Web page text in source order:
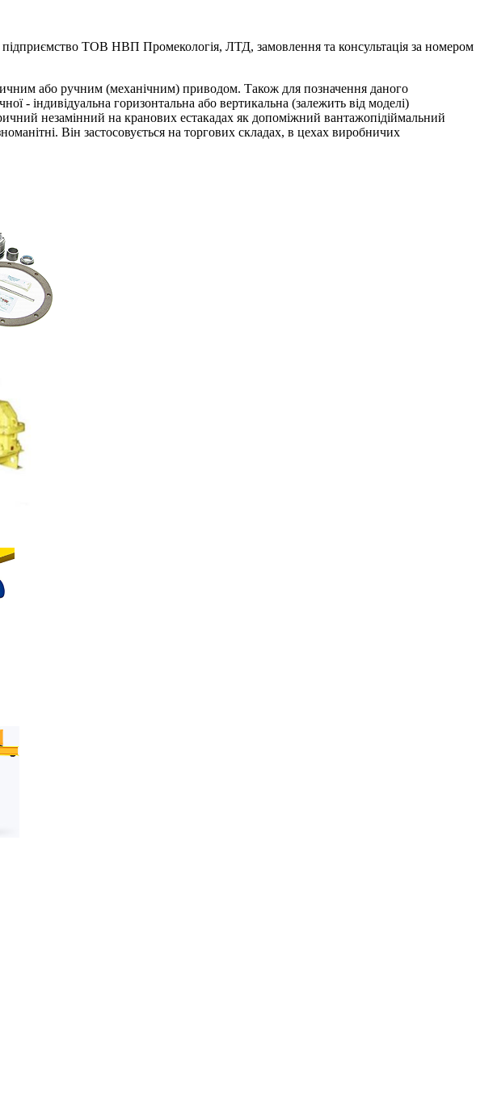
підприємство ТОВ НВП Промекологія, ЛТД, замовлення та консультація за номером
або ручним (механічним) приводом. Також для позначення даного
- індивідуальна горизонтальна або вертикальна (залежить від моделі)
незамінний на кранових естакадах як допоміжний вантажопідіймальний
Він застосовується на торгових складах, в цехах виробничих